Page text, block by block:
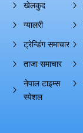
खेलकुद
ग्यालरी
ट्रेन्डिंग समाचार
ताजा समाचार
नेपाल टाइम्स
स्पेशल